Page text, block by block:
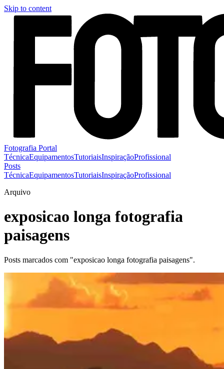
Skip to content
Fotografia Portal
TécnicaEquipamentosTutoriaisInspiraçãoProfissional
Posts
TécnicaEquipamentosTutoriaisInspiraçãoProfissional
Arquivo
exposicao longa fotografia
paisagens
Posts marcados com "exposicao longa fotografia paisagens".